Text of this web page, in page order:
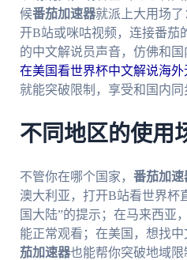
候番茄加速器就派上大用场
开B站或咪咕视频，连接番茄
的中文解说员声音，仿佛和
在美国看世界杯中文解说海外
就能突破限制，享受和国内同
不同地区的使用
不管你在哪个国家， 番茄加速
澳大利亚，打开B站看世界杯
国大陆”的提示；在马来西亚
能正常观看；在美国，想找中
茄加速器也能帮你突破地域